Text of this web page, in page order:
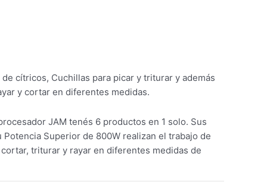
cítricos, Cuchillas para picar y triturar y además
y cortar en diferentes medidas.
JAM tenés 6 productos en 1 solo. Sus
Superior de 800W realizan el trabajo de
triturar y rayar en diferentes medidas de